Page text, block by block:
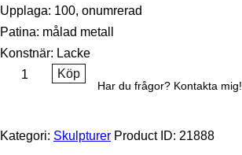
Upplaga: 100, onumrerad
Patina: målad metall
Konstnär: Lacke
Köp
Har du frågor? Kontakta mig!
Kategori: Skulpturer Product ID: 21888